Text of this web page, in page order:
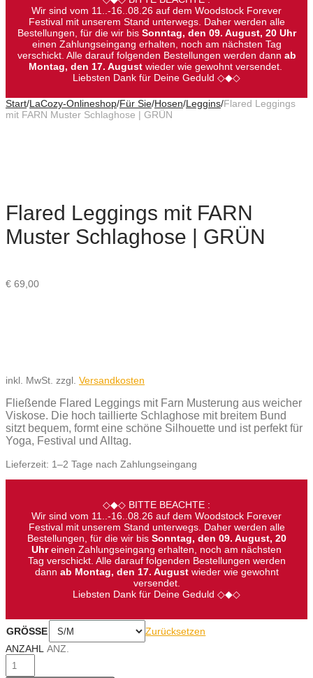
Wir sind vom 11..-16..08.26 auf dem Woodstock Forever
Festival mit unserem Stand unterwegs. Daher werden alle
Bestellungen, für die wir bis Sonntag, den 09. August, 20 Uhr
einen Zahlungseingang erhalten, noch am nächsten Tag
verschickt. Alle darauf folgenden Bestellungen werden dann ab
Montag, den 17. August wieder wie gewohnt versendet.
Liebsten Dank für Deine Geduld ◇◆◇
Start/LaCozy-Onlineshop/Für Sie/Hosen/Leggins/Flared Leggings
mit FARN Muster Schlaghose | GRÜN
Flared Leggings mit FARN
Muster Schlaghose | GRÜN
€ 69,00
inkl. MwSt. zzgl. Versandkosten
Fließende Flared Leggings mit Farn Musterung aus weicher
Viskose. Die hoch taillierte Schlaghose mit breitem Bund
sitzt bequem, formt eine schöne Silhouette und ist perfekt für
Yoga, Festival und Alltag.
Lieferzeit: 1–2 Tage nach Zahlungseingang
◇◆◇ BITTE BEACHTE :
Wir sind vom 11..-16..08.26 auf dem Woodstock Forever
Festival mit unserem Stand unterwegs. Daher werden alle
Bestellungen, für die wir bis Sonntag, den 09. August, 20
Uhreinen Zahlungseingang erhalten, noch am nächsten
Tag verschickt. Alle darauf folgenden Bestellungen werden
dann ab Montag, den 17. August wieder wie gewohnt
versendet.
Liebsten Dank für Deine Geduld ◇◆◇
GRÖSSE
Zurücksetzen
ANZAHL ANZ.